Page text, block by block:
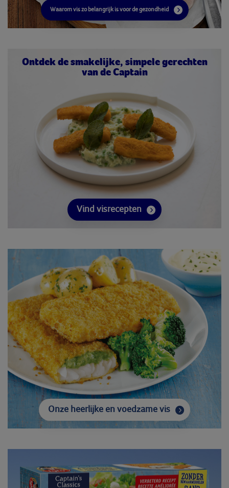
Waarom vis zo belangrijk is voor de gezondheid
Ontdek de smakelijke, simpele gerechten
van de Captain
Vind visrecepten
Onze heerlijke en voedzame vis